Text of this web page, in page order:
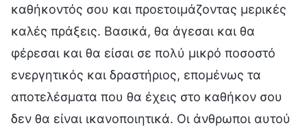
καθήκοντός σου και προετοιμάζοντας μερικές
καλές πράξεις. Βασικά, θα άγεσαι και θα
φέρεσαι και θα είσαι σε πολύ μικρό ποσοστό
ενεργητικός και δραστήριος, επομένως τα
αποτελέσματα που θα έχεις στο καθήκον σου
δεν θα είναι ικανοποιητικά. Οι άνθρωποι αυτού